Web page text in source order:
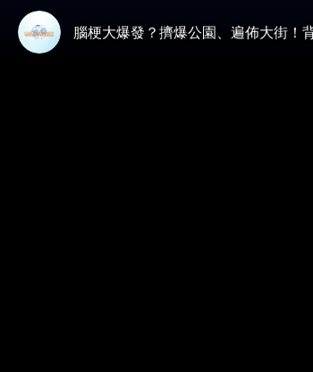
腦梗大爆發？擠爆公園、遍佈大街！